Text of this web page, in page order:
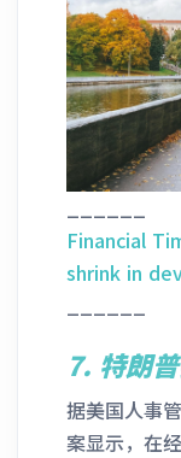
Financial
shrink in
7. 特朗
据美国人事
案显示，在